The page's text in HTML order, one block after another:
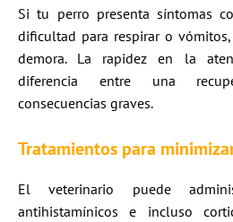
Si tu perro presenta síntomas
dificultad para respirar o
demora. La rapidez en la
diferencia entre una
consecuencias graves.
Tratamientos para
El veterinario puede
antihistamínicos e incluso